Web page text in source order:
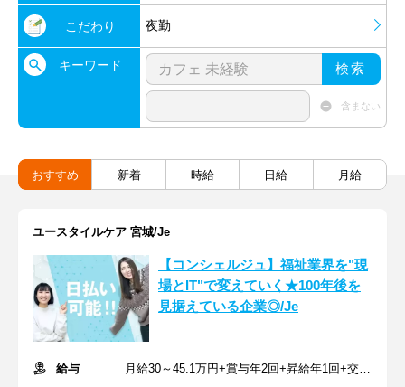
こだわり 夜勤
キーワード 検索
含まない
おすすめ 新着 時給 日給 月給
ユースタイルケア 宮城/Je
【コンシェルジュ】福祉業界を"現
場とIT"で変えていく★100年後を
見据えている企業◎/Je
給与
月給30～45.1万円+賞与年2回+昇給年1回+交通費全額